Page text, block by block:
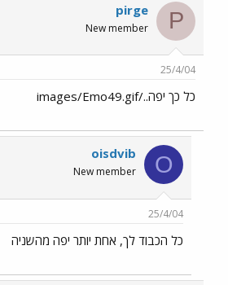
P
pirge
New member
25/4/04
כל כך יפה../images/Emo49.gif
O
oisdvib
New member
25/4/04
כל הכבוד לך, אחת יותר יפה מהשניה